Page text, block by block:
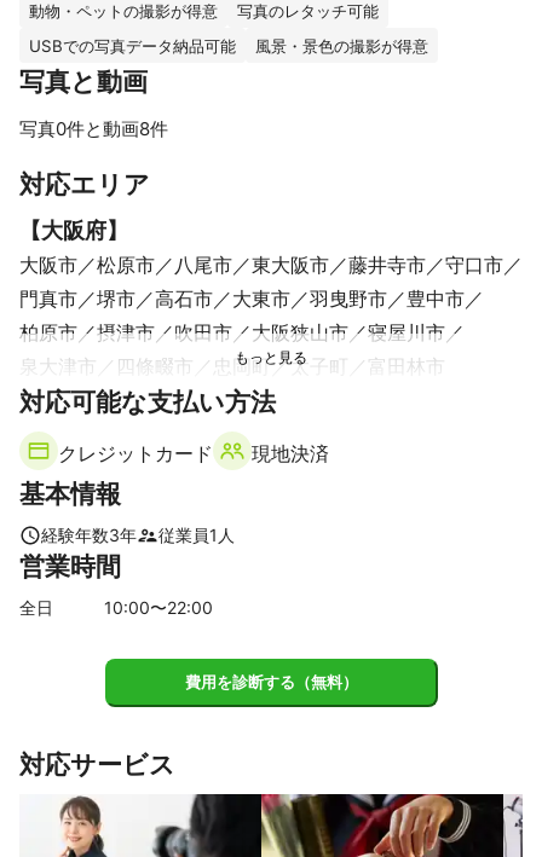
通りの家族や友人との絆を大切にした写真を撮影します。
一瞬を逃さない、プロフェッショナルな技術
誕生日ケーキを囲む瞬間やプレゼントを開ける時の笑顔、その日
しか撮れない特別な瞬間をプロのカメラマンがしっかりと捉えま
す。お子さまやご年配の方でも、自然な表情や動きを見逃しませ
ん。
手頃な価格で特別な日をカバー
高品質な写真撮影を、手頃な価格でご提供いたします。大切な家
族や友人との時間を記念に残すためのサービスですので、予算に
合わせたプランをご提案します。
思い出を残す多彩なオプション
撮影した写真は、オンラインでのデジタル納品はもちろん、アル
バムやプリント写真、フォトフレームなど、多彩なオプションで
お届けします。大切な写真をいつでも見返せる形で提供いたしま
す。
撮影の流れ
お問い合わせ・ご相談
撮影日や場所、どのようなシーンを撮影したいかなどをヒアリン
グし、あなたに合ったプランをご提案します。
撮影当日
しんでいただける空間作りを心がけています。
撮影後は、プロフェッショナルな編集を施した写真をオンライン
またはアルバム形式でお届けします。
こんな方におすすめ
お子さまの誕生日を特別な思い出に残したい方
動物・ペットの撮影が得意
写真のレタッチ可能
USBでの写真データ納品可能
風景・景色の撮影が得意
写真と動画
写真0件と動画8件
対応エリア
【大阪府】
大阪市 松原市 八尾市 東大阪市 藤井寺市
守口市
門真市
堺市 高石市 大東市 羽曳野市
豊中市
柏原市
摂津市 吹田市 大阪狭山市
寝屋川市
泉大津市
四條畷市 忠岡町 太子町 富田林市
【奈良県】
三郷町 王寺町
【兵庫県】
尼崎市 伊丹市
対応可能な支払い方法
クレジットカード 現地決済
基本情報
経験年数3年 従業員1 人
営業時間
全日 10:00〜22:00
費用を診断する（無料）
対応サービス